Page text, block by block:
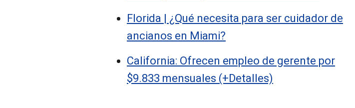
Florida | ¿Qué necesita para ser cuidador de
ancianos en Miami?
California: Ofrecen empleo de gerente por
$9.833 mensuales (+Detalles)